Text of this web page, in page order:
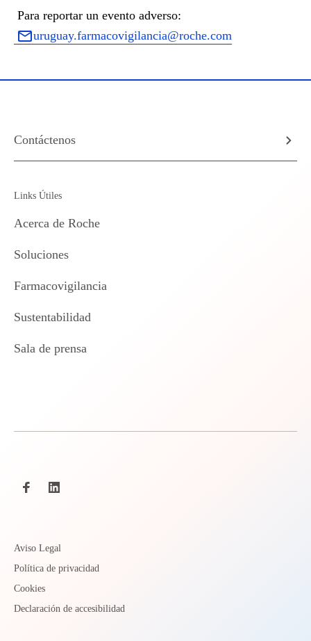
Para reportar un evento adverso:
uruguay.farmacovigilancia@roche.com
Contáctenos
Links Útiles
Acerca de Roche
Soluciones
Farmacovigilancia
Sustentabilidad
Sala de prensa
Aviso Legal
Política de privacidad
Cookies
Declaración de accesibilidad